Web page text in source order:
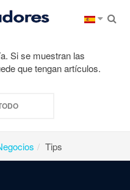
Si se muestran las
que tengan artículos.
Tips